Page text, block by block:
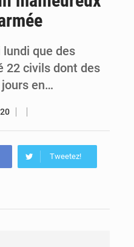
lundi que des
22 civils dont des
en…
Tweetez!